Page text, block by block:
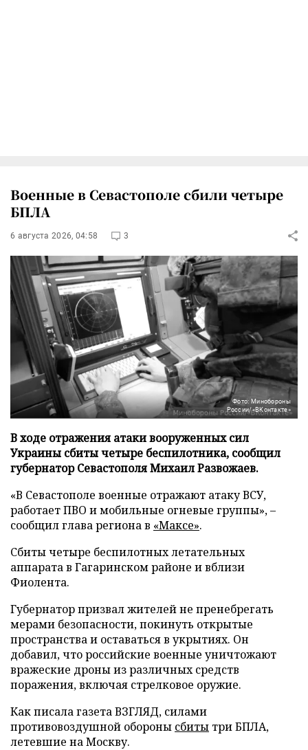
Военные в Севастополе сбили четыре
БПЛА
6 августа 2026, 04:58 3
Фото: Минобороны
России/«ВКонтакте»
В ходе отражения атаки вооруженных сил
Украины сбиты четыре беспилотника, сообщил
губернатор Севастополя Михаил Развожаев.
«В Севастополе военные отражают атаку ВСУ,
работает ПВО и мобильные огневые группы», –
сообщил глава региона в «Максе».
Сбиты четыре беспилотных летательных
аппарата в Гагаринском районе и вблизи
Фиолента.
Губернатор призвал жителей не пренебрегать
мерами безопасности, покинуть открытые
пространства и оставаться в укрытиях. Он
добавил, что российские военные уничтожают
вражеские дроны из различных средств
поражения, включая стрелковое оружие.
Как писала газета ВЗГЛЯД, силами
противовоздушной обороны сбиты три БПЛА,
летевшие на Москву.